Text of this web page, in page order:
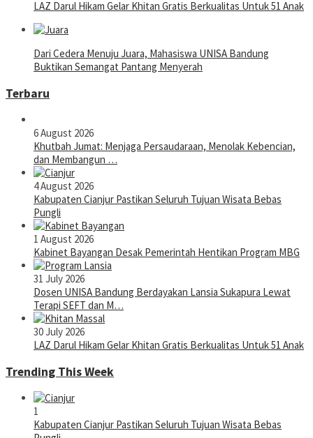
LAZ Darul Hikam Gelar Khitan Gratis Berkualitas Untuk 51 Anak
Dari Cedera Menuju Juara, Mahasiswa UNISA Bandung
Buktikan Semangat Pantang Menyerah
Terbaru
6 August 2026
Khutbah Jumat: Menjaga Persaudaraan, Menolak Kebencian,
dan Membangun …
4 August 2026
Kabupaten Cianjur Pastikan Seluruh Tujuan Wisata Bebas
Pungli
1 August 2026
Kabinet Bayangan Desak Pemerintah Hentikan Program MBG
31 July 2026
Dosen UNISA Bandung Berdayakan Lansia Sukapura Lewat
Terapi SEFT dan M…
30 July 2026
LAZ Darul Hikam Gelar Khitan Gratis Berkualitas Untuk 51 Anak
Trending This Week
1
Kabupaten Cianjur Pastikan Seluruh Tujuan Wisata Bebas